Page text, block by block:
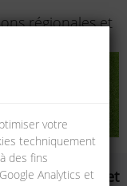
régionales et
et
votre
techniquement
des fins
Analytics et